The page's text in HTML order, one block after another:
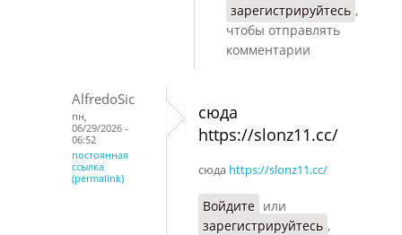
зарегистрируйтесь ,
чтобы отправлять
комментарии
AlfredoSic
пн,
06/29/2026 -
06:52
постоянная
ссылка
(permalink)
сюда
https://slonz11.cc/
сюда https://slonz11.cc/
Войдите или
зарегистрируйтесь ,